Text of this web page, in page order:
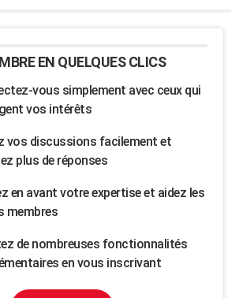
EN QUELQUES CLICS
vous simplement avec ceux qui
vos intérêts
vos discussions facilement et
plus de réponses
en avant votre expertise et aidez les
membres
de nombreuses fonctionnalités
en vous inscrivant